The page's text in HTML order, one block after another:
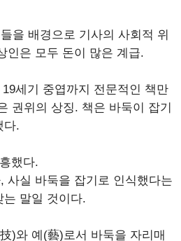
을 배경으로 기사의 사회적 위
인은 모두 돈이 많은 계급.
세기 중엽까지 전문적인 책만
권위의 상징. 책은 바둑이 잡기
다.
했다.
사실 바둑을 잡기로 인식했다는
는 말일 것이다.
)와 예(藝)로서 바둑을 자리매